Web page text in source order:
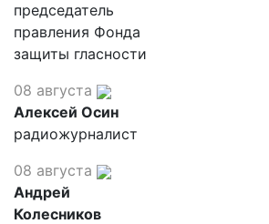
председатель
правления Фонда
защиты гласности
08 августа
Алексей Осин
радиожурналист
08 августа
Андрей
Колесников